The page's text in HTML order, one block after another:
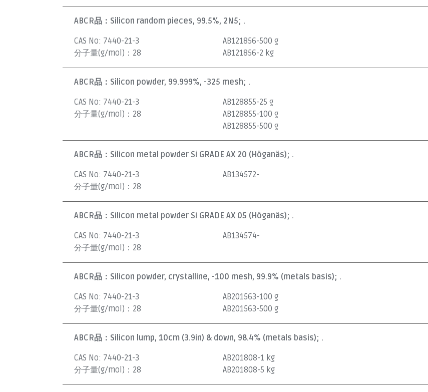
ABCR品： Silicon random pieces, 99.5%, 2N5; .
CAS No: 7440-21-3
分子量(g/mol)： 28
AB121856-500 g
AB121856-2 kg
ABCR品： Silicon powder, 99.999%, -325 mesh; .
CAS No: 7440-21-3
分子量(g/mol)： 28
AB128855-25 g
AB128855-100 g
AB128855-500 g
ABCR品： Silicon metal powder Si GRADE AX 20 (Höganäs); .
CAS No: 7440-21-3
分子量(g/mol)： 28
AB134572-
ABCR品： Silicon metal powder Si GRADE AX 05 (Höganäs); .
CAS No: 7440-21-3
分子量(g/mol)： 28
AB134574-
ABCR品： Silicon powder, crystalline, -100 mesh, 99.9% (metals basis); .
CAS No: 7440-21-3
分子量(g/mol)： 28
AB201563-100 g
AB201563-500 g
ABCR品： Silicon lump, 10cm (3.9in) & down, 98.4% (metals basis); .
CAS No: 7440-21-3
分子量(g/mol)： 28
AB201808-1 kg
AB201808-5 kg